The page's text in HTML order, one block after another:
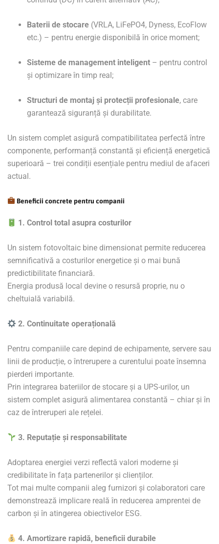
Baterii de stocare (VRLA, LiFePO4, Dyness, EcoFlow
etc.) – pentru energie disponibilă în orice moment;
Sisteme de management inteligent – pentru control
și optimizare în timp real;
Structuri de montaj și protecții profesionale, care
garantează siguranță și durabilitate.
Un sistem complet asigură compatibilitatea perfectă între
componente, performanță constantă și eficiență energetică
superioară – trei condiții esențiale pentru mediul de afaceri
actual.
Beneficii concrete pentru companii
1. Control total asupra costurilor
Un sistem fotovoltaic bine dimensionat permite reducerea
semnificativă a costurilor energetice și o mai bună
predictibilitate financiară.
Energia produsă local devine o resursă proprie, nu o
cheltuială variabilă.
2. Continuitate operațională
Pentru companiile care depind de echipamente, servere sau
linii de producție, o întrerupere a curentului poate însemna
pierderi importante.
Prin integrarea bateriilor de stocare și a UPS-urilor, un
sistem complet asigură alimentarea constantă – chiar și în
caz de întreruperi ale rețelei.
3. Reputație și responsabilitate
Adoptarea energiei verzi reflectă valori moderne și
credibilitate în fața partenerilor și clienților.
Tot mai multe companii aleg furnizori și colaboratori care
demonstrează implicare reală în reducerea amprentei de
carbon și în atingerea obiectivelor ESG.
4. Amortizare rapidă, beneficii durabile